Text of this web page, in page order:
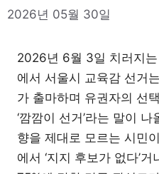
2026년 05월 30일
2026년 6월 3일 치러지
에서 서울시 교육감 선거
가 출마하며 유권자의 선
‘깜깜이 선거’라는 말이
향을 제대로 모르는 시민
에서 ‘지지 후보가 없다’거